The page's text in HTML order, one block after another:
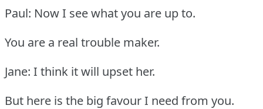
Paul: Now I see what you are up to.
You are a real trouble maker.
Jane: I think it will upset her.
But here is the big favour I need from you.